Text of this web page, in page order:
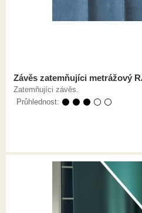
Závěs zatemňujíci metrážový
Zatemňujíci závěs.
Průhlednost: ⚫ ⚫ ⚫ ⚪ ⚪